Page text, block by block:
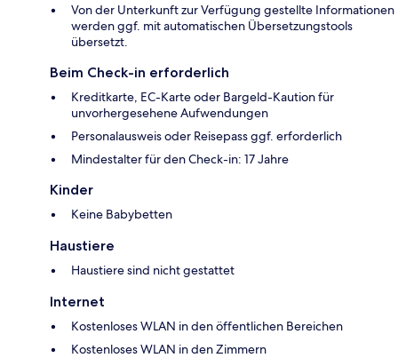
Von der Unterkunft zur Verfügung gestellte Informationen
werden ggf. mit automatischen Übersetzungstools
übersetzt.
Beim Check-in erforderlich
Kreditkarte, EC-Karte oder Bargeld-Kaution für
unvorhergesehene Aufwendungen
Personalausweis oder Reisepass ggf. erforderlich
Mindestalter für den Check-in: 17 Jahre
Kinder
Keine Babybetten
Haustiere
Haustiere sind nicht gestattet
Internet
Kostenloses WLAN in den öffentlichen Bereichen
Kostenloses WLAN in den Zimmern